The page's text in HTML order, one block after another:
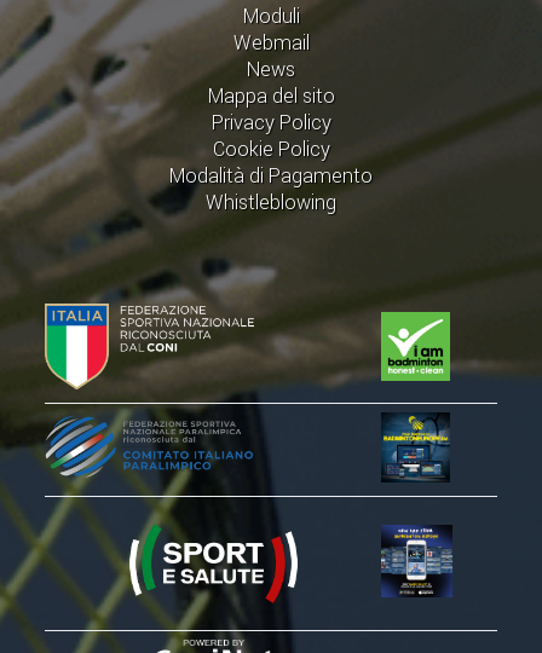
Moduli
Webmail
News
Mappa del sito
Privacy Policy
Cookie Policy
Modalità di Pagamento
Whistleblowing